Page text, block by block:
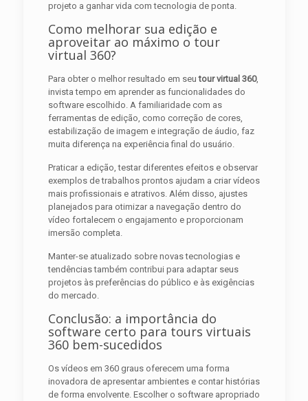
projeto a ganhar vida com tecnologia de ponta.
Como melhorar sua edição e
aproveitar ao máximo o tour
virtual 360?
Para obter o melhor resultado em seutour virtual 360,
invista tempo em aprender as funcionalidades do
software escolhido. A familiaridade com as
ferramentas de edição, como correção de cores,
estabilização de imagem e integração de áudio, faz
muita diferença na experiência final do usuário.
Praticar a edição, testar diferentes efeitos e observar
exemplos de trabalhos prontos ajudam a criar vídeos
mais profissionais e atrativos. Além disso, ajustes
planejados para otimizar a navegação dentro do
vídeo fortalecem o engajamento e proporcionam
imersão completa.
Manter-se atualizado sobre novas tecnologias e
tendências também contribui para adaptar seus
projetos às preferências do público e às exigências
do mercado.
Conclusão: a importância do
software certo para tours virtuais
360 bem-sucedidos
Os vídeos em 360 graus oferecem uma forma
inovadora de apresentar ambientes e contar histórias
de forma envolvente. Escolher o software apropriado